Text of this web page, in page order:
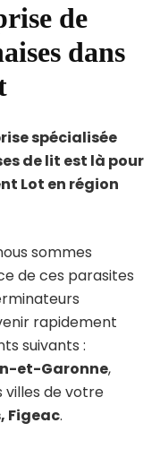
de
dans
spécialisée
de lit est là pour
Lot en région
sommes
de ces parasites
rapidement
suivants :
et-Garonne,
villes de votre
Figeac.